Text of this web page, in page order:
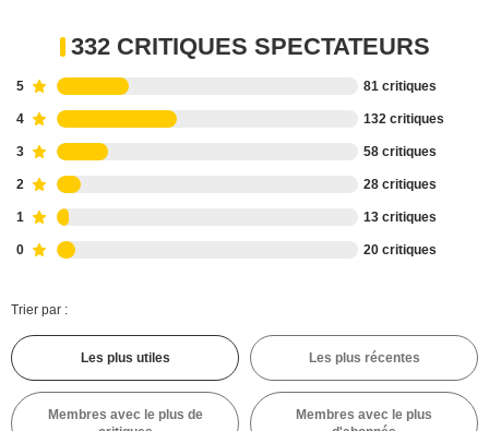
332 CRITIQUES SPECTATEURS
5 81 critiques
4 132 critiques
3 58 critiques
2 28 critiques
1 13 critiques
0 20 critiques
Trier par :
Les plus utiles Les plus récentes
Membres avec le plus de
Membres avec le plus